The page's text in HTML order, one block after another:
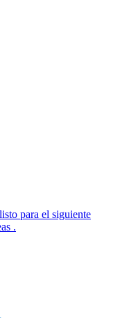
para el siguiente
.